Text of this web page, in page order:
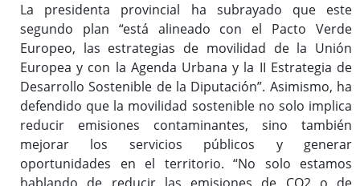
La presidenta provincial ha subrayado que este
segundo plan “está alineado con el Pacto Verde
Europeo, las estrategias de movilidad de la Unión
Europea y con la Agenda Urbana y la II Estrategia de
Desarrollo Sostenible de la Diputación”. Asimismo, ha
defendido que la movilidad sostenible no solo implica
reducir emisiones contaminantes, sino también
mejorar los servicios públicos y generar
oportunidades en el territorio. “No solo estamos